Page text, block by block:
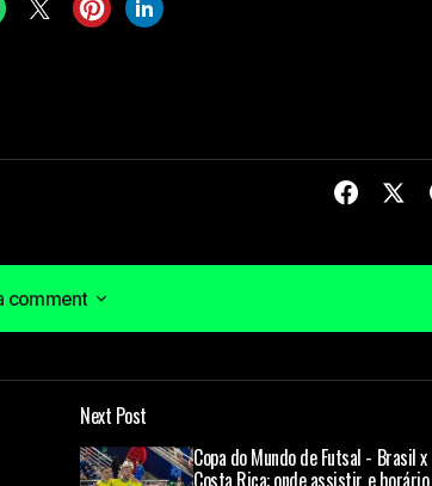
comment
comment
Campos obrigatórios são marcados com
Next Post
Copa do Mundo de Futsal - Brasil x